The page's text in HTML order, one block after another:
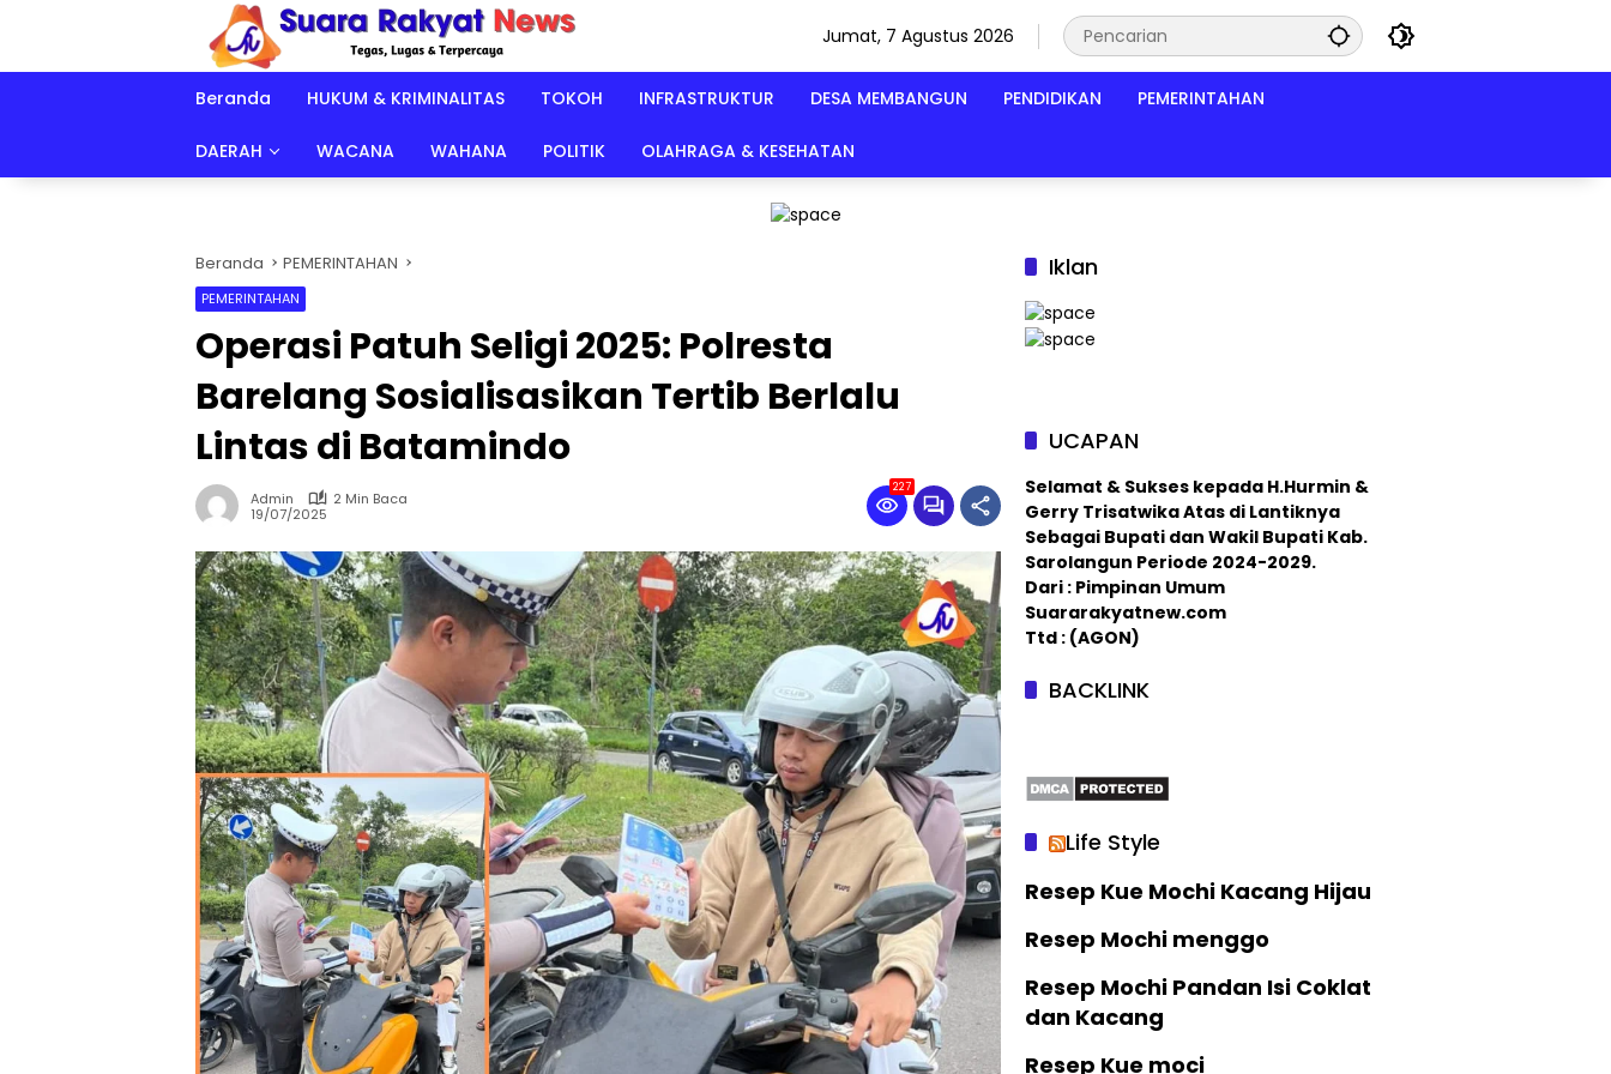
Jumat, 7 Agustus 2026
Beranda HUKUM & KRIMINALITAS TOKOH INFRASTRUKTUR DESA MEMBANGUN PENDIDIKAN PEMERINTAHAN
DAERAH WACANA WAHANA POLITIK OLAHRAGA & KESEHATAN
Beranda PEMERINTAHAN
PEMERINTAHAN
Operasi Patuh Seligi 2025: Polresta
Barelang Sosialisasikan Tertib Berlalu
Lintas di Batamindo
Admin
2 Min Baca
19/07/2025
227
Iklan
UCAPAN
Selamat & Sukses kepada H.Hurmin &
Gerry Trisatwika Atas di Lantiknya
Sebagai Bupati dan Wakil Bupati Kab.
Sarolangun Periode 2024-2029.
Dari : Pimpinan Umum
Suararakyatnew.com
Ttd : (AGON)
BACKLINK
Life Style
Resep Kue Mochi Kacang Hijau
Resep Mochi menggo
Resep Mochi Pandan Isi Coklat
dan Kacang
Resep Kue moci